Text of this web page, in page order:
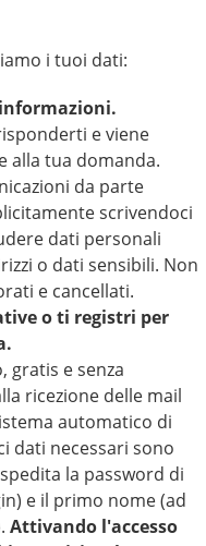
i tuoi dati:
e viene
alla tua domanda.
da parte
scrivendoci
dati personali
o dati sensibili. Non
e cancellati.
o ti registri per
gratis e senza
ricezione delle mail
automatico di
dati necessari sono
la password di
e il primo nome (ad
Attivando l'accesso